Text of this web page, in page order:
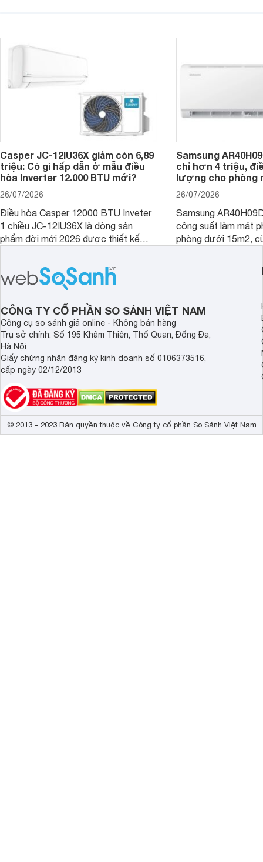
nhiều tính năng và công nghệ hiện đại.
Casper JC-12IU36X giảm còn 6,89
triệu: Có gì hấp dẫn ở mẫu điều
hòa Inverter 12.000 BTU mới?
26/07/2026
Điều hòa Casper 12000 BTU Inveter
1 chiều JC-12IU36X là dòng sản
phẩm đời mới 2026 được thiết kế
sở hữu khả năng làm mát tốt mà còn
có giá bán rất hợp lý.
Samsung
chỉ hơn 4 triệu,
lượng cho phòng
26/07/2026
Samsung
công suất làm mát
phòng dưới 15m2,
phòng ngủ, phòng
CÔNG TY CỔ PHẦN SO SÁNH VIỆT NAM
Công cụ so sánh giá online - Không bán hàng
Trụ sở chính: Số 195 Khâm Thiên, Thổ Quan, Đống Đa,
Hà Nội
Giấy chứng nhận đăng ký kinh doanh số 0106373516,
cấp ngày 02/12/2013
© 2013 - 2023 Bản quyền thuộc về Công ty cổ phần So Sánh Việt Nam